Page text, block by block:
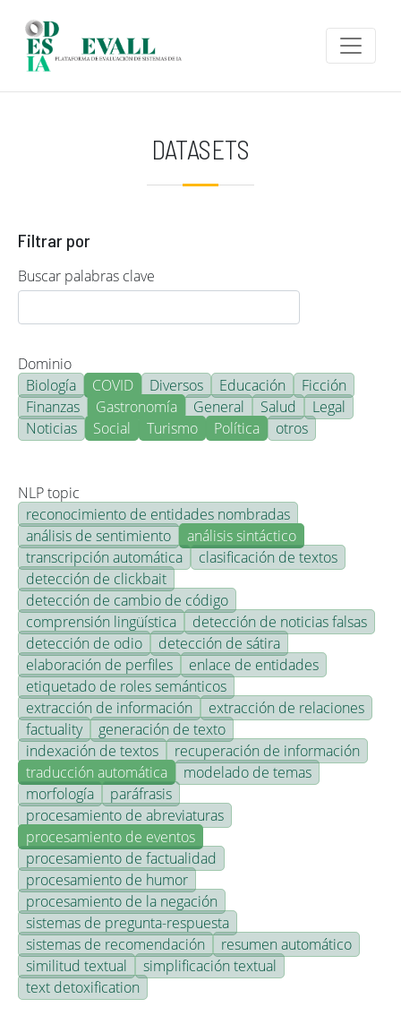
DATASETS
Filtrar por
Buscar palabras clave
Dominio
Biología
COVID Diversos Educación
Ficción
Finanzas
Gastronomía General Salud
Legal
Noticias
Social Turismo Política otros
NLP topic
reconocimiento de entidades nombradas
análisis de sentimiento
análisis sintáctico
transcripción automática
clasificación de textos
detección de clickbait
detección de cambio de código
comprensión lingüística
detección de noticias falsas
detección de odio
detección de sátira
elaboración de perfiles
enlace de entidades
etiquetado de roles semánticos
extracción de información
extracción de relaciones
factuality
generación de texto
indexación de textos
recuperación de información
traducción automática
modelado de temas
morfología
paráfrasis
procesamiento de abreviaturas
procesamiento de eventos
procesamiento de factualidad
procesamiento de humor
procesamiento de la negación
sistemas de pregunta-respuesta
sistemas de recomendación
resumen automático
similitud textual
simplificación textual
text detoxification